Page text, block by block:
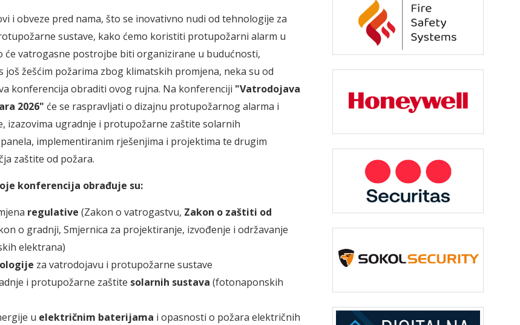
i obveze pred nama, što se inovativno nudi od tehnologije za
sustave, kako ćemo koristiti protupožarni alarm u
će vatrogasne postrojbe biti organizirane u budućnosti,
još žešćim požarima zbog klimatskih promjena, neka su od
konferencija obraditi ovog rujna. Na konferenciji "Vatrodojava
2026" će se raspravljati o dizajnu protupožarnog alarma i
izazovima ugradnje i protupožarne zaštite solarnih
implementiranim rješenjima i projektima te drugim
zaštite od požara.
konferencija obrađuje su:
regulative (Zakon o vatrogastvu, Zakon o zaštiti od
o gradnji, Smjernica za projektiranje, izvođenje i održavanje
elektrana)
za vatrodojavu i protupožarne sustave
i protupožarne zaštite solarnih sustava (fotonaponskih
u električnim baterijama i opasnosti o požara električnih